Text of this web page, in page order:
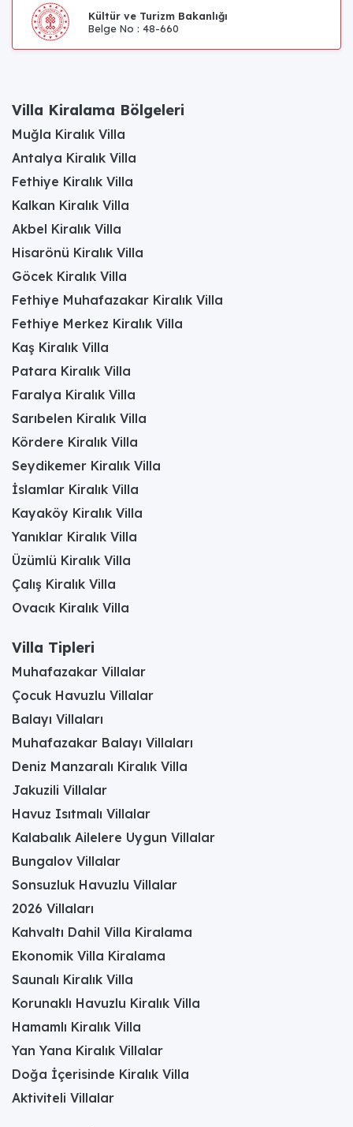
Kültür ve Turizm Bakanlığı
Belge No : 48-660
Villa Kiralama Bölgeleri
Muğla Kiralık Villa
Antalya Kiralık Villa
Fethiye Kiralık Villa
Kalkan Kiralık Villa
Akbel Kiralık Villa
Hisarönü Kiralık Villa
Göcek Kiralık Villa
Fethiye Muhafazakar Kiralık Villa
Fethiye Merkez Kiralık Villa
Kaş Kiralık Villa
Patara Kiralık Villa
Faralya Kiralık Villa
Sarıbelen Kiralık Villa
Kördere Kiralık Villa
Seydikemer Kiralık Villa
İslamlar Kiralık Villa
Kayaköy Kiralık Villa
Yanıklar Kiralık Villa
Üzümlü Kiralık Villa
Çalış Kiralık Villa
Ovacık Kiralık Villa
Villa Tipleri
Muhafazakar Villalar
Çocuk Havuzlu Villalar
Balayı Villaları
Muhafazakar Balayı Villaları
Deniz Manzaralı Kiralık Villa
Jakuzili Villalar
Havuz Isıtmalı Villalar
Kalabalık Ailelere Uygun Villalar
Bungalov Villalar
Sonsuzluk Havuzlu Villalar
2026 Villaları
Kahvaltı Dahil Villa Kiralama
Ekonomik Villa Kiralama
Saunalı Kiralık Villa
Korunaklı Havuzlu Kiralık Villa
Hamamlı Kiralık Villa
Yan Yana Kiralık Villalar
Doğa İçerisinde Kiralık Villa
Aktiviteli Villalar